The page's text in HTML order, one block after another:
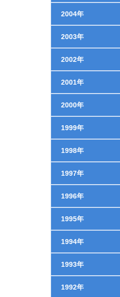
2004年
2003年
2002年
2001年
2000年
1999年
1998年
1997年
1996年
1995年
1994年
1993年
1992年